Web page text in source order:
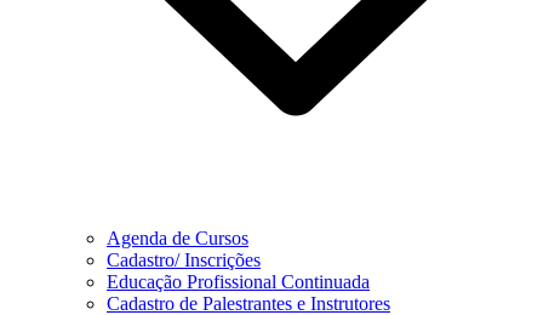
Agenda de Cursos
Cadastro/ Inscrições
Educação Profissional Continuada
Cadastro de Palestrantes e Instrutores